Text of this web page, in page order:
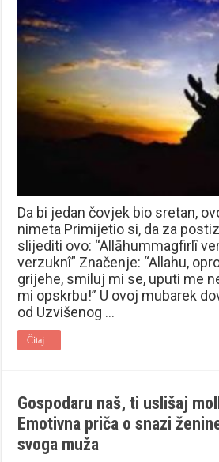
Da bi jedan čovjek bio sretan,
nimeta Primijetio si, da za
slijediti ovo: “Allāhummagfirlî
verzuknî” Značenje: “Allahu,
grijehe, smiluj mi se, uputi me
mi opskrbu!” U ovoj mubarek
od Uzvišenog …
Čitaj...
Gospodaru naš, ti uslišaj
Emotivna priča o snazi
svoga muža